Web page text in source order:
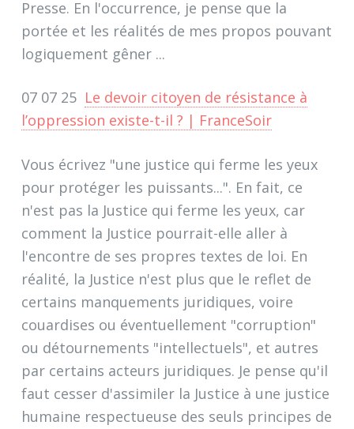
Presse. En l'occurrence, je pense que la
portée et les réalités de mes propos pouvant
logiquement gêner ...
07 07 25 Le devoir citoyen de résistance à
l’oppression existe-t-il ? | FranceSoir
Vous écrivez "une justice qui ferme les yeux
pour protéger les puissants...". En fait, ce
n'est pas la Justice qui ferme les yeux, car
comment la Justice pourrait-elle aller à
l'encontre de ses propres textes de loi. En
réalité, la Justice n'est plus que le reflet de
certains manquements juridiques, voire
couardises ou éventuellement "corruption"
ou détournements "intellectuels", et autres
par certains acteurs juridiques. Je pense qu'il
faut cesser d'assimiler la Justice à une justice
humaine respectueuse des seuls principes de